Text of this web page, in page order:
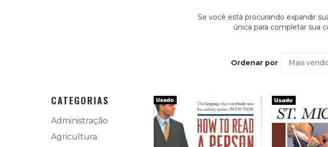
Se você está procurando expandir
única para completar sua
Ordenar por
CATEGORIAS
Administração
Agricultura